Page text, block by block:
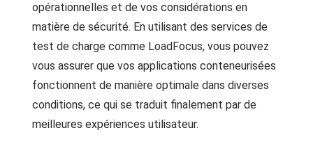
opérationnelles et de vos considérations en
matière de sécurité. En utilisant des services de
test de charge comme LoadFocus, vous pouvez
vous assurer que vos applications conteneurisées
fonctionnent de manière optimale dans diverses
conditions, ce qui se traduit finalement par de
meilleures expériences utilisateur.